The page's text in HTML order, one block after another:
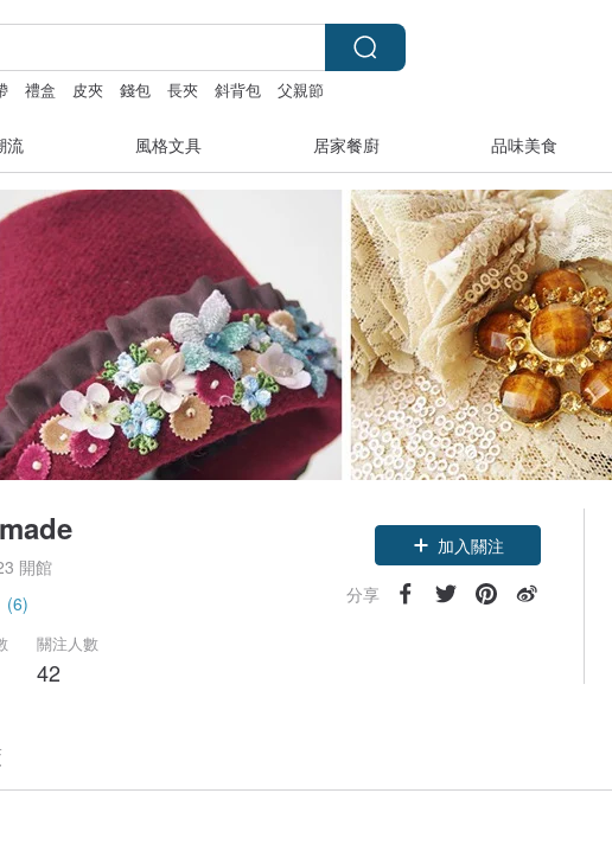
禮盒 皮夾 錢包 長夾 斜背包 父親節
流 風格文具 居家餐廚 品味美食
開館
(6)
關注人數
42
加入關注
分享